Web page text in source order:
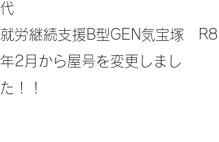
代
​就労継続支援B型GEN気宝塚 R8
年2月から屋号を変更しまし
た！！